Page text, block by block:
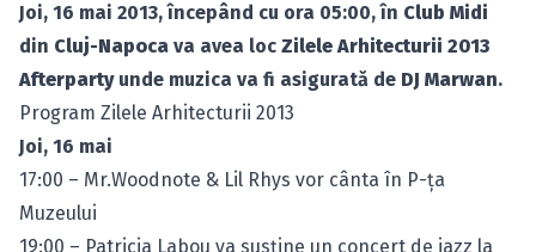
Joi, 16 mai 2013, începând cu ora 05:00, în Club Midi
din Cluj-Napoca va avea loc Zilele Arhitecturii 2013
Afterparty unde muzica va fi asigurată de DJ Marwan.
Program Zilele Arhitecturii 2013
Joi, 16 mai
17:00 – Mr.Woodnote & Lil Rhys vor cânta în P-ţa
Muzeului
19:00 – Patricia Labou va susţine un concert de jazz la